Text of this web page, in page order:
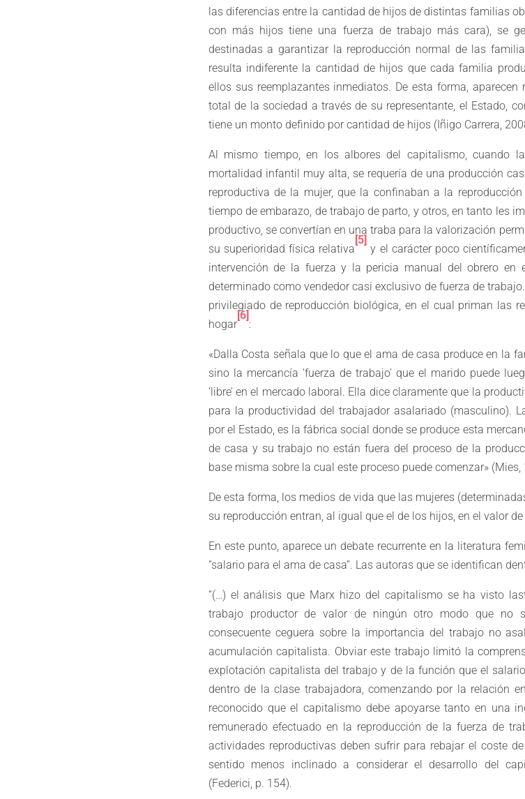
las diferencias entre la cantidad de hijos de distintas familias
con más hijos tiene una fuerza de trabajo más cara), se
destinadas a garantizar la reproducción normal de las
resulta indiferente la cantidad de hijos que cada familia
ellos sus reemplazantes inmediatos. De esta forma,
total de la sociedad a través de su representante, el Estado,
tiene un monto definido por cantidad de hijos (Iñigo Carrera,
Al mismo tiempo, en los albores del capitalismo, cuando
mortalidad infantil muy alta, se requería de una producción
reproductiva de la mujer, que la confinaban a la
tiempo de embarazo, de trabajo de parto, y otros, en tanto les
productivo, se convertían en una traba para la valorización
su superioridad física relativa
[5]
y el carácter poco
intervención de la fuerza y la pericia manual del obrero en
determinado como vendedor casi exclusivo de fuerza de
privilegiado de reproducción biológica, en el cual priman las
hogar
[6]
:
«Dalla Costa señala que lo que el ama de casa produce en la
sino la mercancía ‘fuerza de trabajo’ que el marido puede
‘libre’ en el mercado laboral. Ella dice claramente que la
para la productividad del trabajador asalariado (masculino).
por el Estado, es la fábrica social donde se produce esta
de casa y su trabajo no están fuera del proceso de la
base misma sobre la cual este proceso puede comenzar» (Mies,
De esta forma, los medios de vida que las mujeres
su reproducción entran, al igual que el de los hijos, en el valor
En este punto, aparece un debate recurrente en la literatura
“salario para el ama de casa”. Las autoras que se identifican
“(…) el análisis que Marx hizo del capitalismo se ha visto
trabajo productor de valor de ningún otro modo que no
consecuente ceguera sobre la importancia del trabajo no
acumulación capitalista. Obviar este trabajo limitó la
explotación capitalista del trabajo y de la función que el
dentro de la clase trabajadora, comenzando por la relación
reconocido que el capitalismo debe apoyarse tanto en una
remunerado efectuado en la reproducción de la fuerza de
actividades reproductivas deben sufrir para rebajar el coste
sentido menos inclinado a considerar el desarrollo del
(Federici, p. 154).